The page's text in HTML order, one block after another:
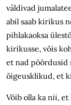
väldivad
abil saab kirikus
pihlakaoksa
kirikusse, võis
et nad pöördusid
õigeusklikud, et
Võib olla ka nii,